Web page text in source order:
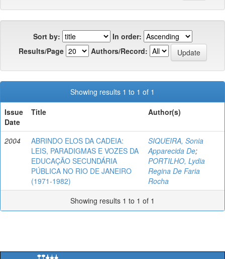
Sort by:
In order:
Results/Page
Authors/Record:
Showing results 1 to 1 of 1
Issue
Date
Title Author(s)
2004
ABRINDO ELOS DA CADEIA:
LEIS, PARADIGMAS E VOZES DA
EDUCAÇÃO SECUNDÁRIA
PÚBLICA NO RIO DE JANEIRO
(1971-1982)
SIQUEIRA, Sonia
Apparecida De;
PORTILHO, Lydia
Regina De Faria
Rocha
Showing results 1 to 1 of 1